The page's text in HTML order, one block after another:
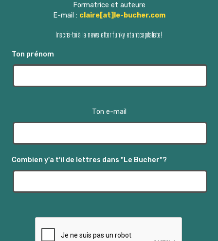
Formatrice et auteure
E-mail : claire[at]le-bucher.com
Inscris-toi à la newsletter funky et anticapitaliste!
Ton prénom
Ton e-mail
Combien y'a t'il de lettres dans "Le Bucher"?